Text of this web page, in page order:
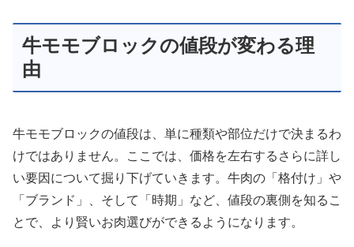
牛モモブロックの値段が変わる理
由
牛モモブロックの値段は、単に種類や部位だけで決まるわ
けではありません。ここでは、価格を左右するさらに詳し
い要因について掘り下げていきます。牛肉の「格付け」や
「ブランド」、そして「時期」など、値段の裏側を知るこ
とで、より賢いお肉選びができるようになります。